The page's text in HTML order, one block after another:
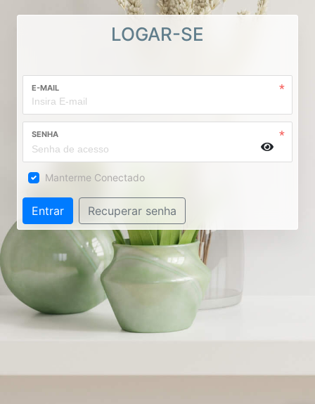
LOGAR-SE
E-MAIL
SENHA
Manterme Conectado
Entrar Recuperar senha